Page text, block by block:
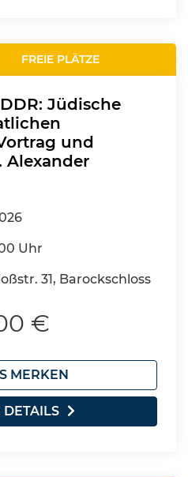
FREIE PLÄTZE
Jüdische
und
Alexander
Uhr
31, Barockschloss
€
MERKEN
DETAILS